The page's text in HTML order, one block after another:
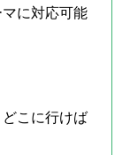
に対応可能
どこに行けば